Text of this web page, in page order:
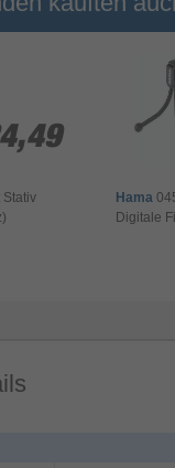
Licht oder
und klare Porträts
Stativ
Hama
Digitale